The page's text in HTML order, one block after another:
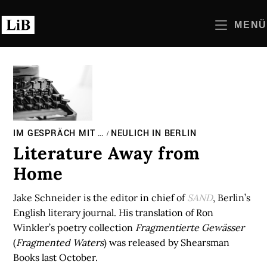
Inhalt
springen
MENÜ
IM GESPRÄCH MIT … / NEULICH IN BERLIN
Literature Away from
Home
Jake Schneider is the editor in chief ofSAND, Berlin’s
English literary journal. His translation of Ron
Winkler’s poetry collection Fragmentierte Gewässer
(Fragmented Waters) was released by Shearsman
Books last October.